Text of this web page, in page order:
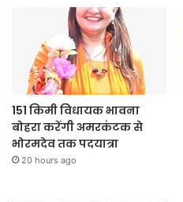
151 किमी विधायक भावना
बोहरा करेंगी अमरकंटक से
भोरमदेव तक पदयात्रा
20 hours ago